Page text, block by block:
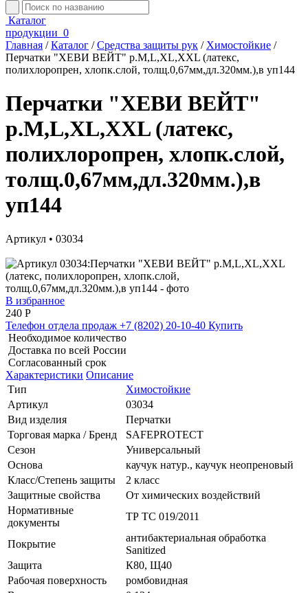
Каталог
продукции 0
Главная / Каталог / Средства защиты рук / Химостойкие /
Перчатки "ХЕВИ ВЕЙТ" р.M,L,XL,XXL (латекс,
полихлоропрен, хлопк.слой, толщ.0,67мм,дл.320мм.),в уп144
Перчатки "ХЕВИ ВЕЙТ"
р.M,L,XL,XXL (латекс,
полихлоропрен, хлопк.слой,
толщ.0,67мм,дл.320мм.),в
уп144
Артикул • 03034
В избранное
240 Р
Телефон отдела продаж +7 (8202) 20-10-40 Купить
Необходимое количество
Доставка по всей России
Согласованный срок
Характеристики Описание
Тип
Химостойкие
Артикул
03034
Вид изделия
Перчатки
Торговая марка / Бренд
SAFEPROTECT
Сезон
Универсальный
Основа
каучук натур., каучук неопреновый
Класс/Степень защиты
2 класс
Защитные свойства
От химических воздействий
Нормативные
документы
ТР ТС 019/2011
Покрытие
антибактериальная обработка
Sanitized
Защита
К80, Щ40
Рабочая поверхность
ромбовидная